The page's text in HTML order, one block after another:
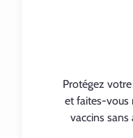
Protégez
et faites-vous
vaccins sans